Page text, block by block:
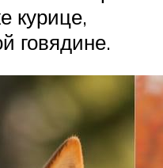
курице,
говядине.